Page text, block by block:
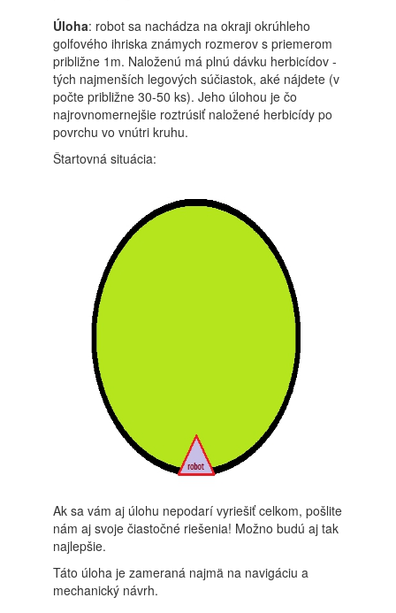
Úloha: robot sa nachádza na okraji okrúhleho
golfového ihriska známych rozmerov s priemerom
približne 1m. Naloženú má plnú dávku herbicídov -
tých najmenších legových súčiastok, aké nájdete (v
počte približne 30-50 ks). Jeho úlohou je čo
najrovnomernejšie roztrúsiť naložené herbicídy po
povrchu vo vnútri kruhu.
Štartovná situácia:
Ak sa vám aj úlohu nepodarí vyriešiť celkom, pošlite
nám aj svoje čiastočné riešenia! Možno budú aj tak
najlepšie.
Táto úloha je zameraná najmä na navigáciu a
mechanický návrh.